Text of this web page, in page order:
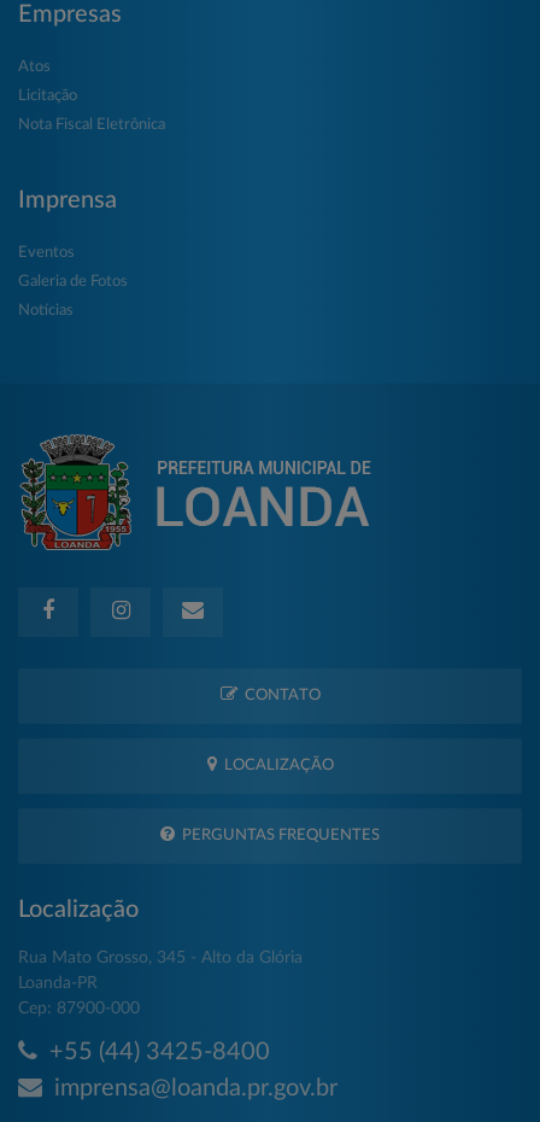
Empresas
Atos
Licitação
Nota Fiscal Eletrônica
Imprensa
Eventos
Galeria de Fotos
Notícias
CONTATO
LOCALIZAÇÃO
PERGUNTAS FREQUENTES
Localização
Rua Mato Grosso, 345 - Alto da Glória
Loanda-PR
Cep: 87900-000
+55 (44) 3425-8400
imprensa@loanda.pr.gov.br